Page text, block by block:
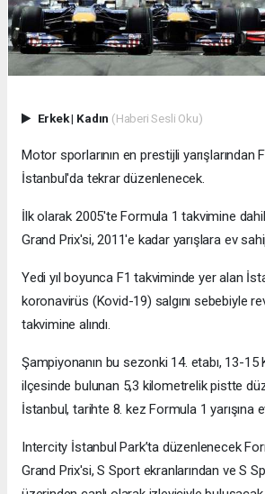
Erkek| Kadın (Haberi Sesli Oku)
Motor sporlarının en prestijli yarışlarından
İstanbul'da tekrar düzenlenecek.
İlk olarak 2005'te Formula 1 takvimine
Grand Prix'si, 2011'e kadar yarışlara ev
Yedi yıl boyunca F1 takviminde yer alan
koronavirüs (Kovid-19) salgını sebebiyle
takvimine alındı.
Şampiyonanın bu sezonki 14. etabı, 13-15
ilçesinde bulunan 5,3 kilometrelik pistte
İstanbul, tarihte 8. kez Formula 1 yarışına
Intercity İstanbul Park’ta düzenlenecek
Grand Prix'si, S Sport ekranlarından ve S